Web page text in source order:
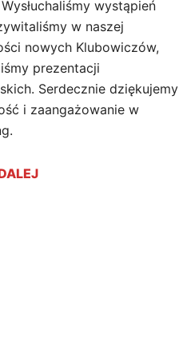
Wysłuchaliśmy wystąpień
w naszej
nowych Klubowiczów,
prezentacji
Serdecznie dziękujemy
i zaangażowanie w